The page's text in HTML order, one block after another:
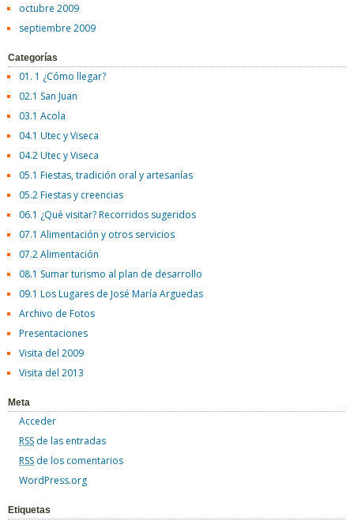
octubre 2009
septiembre 2009
Categorías
01. 1 ¿Cómo llegar?
02.1 San Juan
03.1 Acola
04.1 Utec y Viseca
04.2 Utec y Viseca
05.1 Fiestas, tradición oral y artesanías
05.2 Fiestas y creencias
06.1 ¿Qué visitar? Recorridos sugeridos
07.1 Alimentación y otros servicios
07.2 Alimentación
08.1 Sumar turismo al plan de desarrollo
09.1 Los Lugares de José María Arguedas
Archivo de Fotos
Presentaciones
Visita del 2009
Visita del 2013
Meta
Acceder
RSS de las entradas
RSS de los comentarios
WordPress.org
Etiquetas